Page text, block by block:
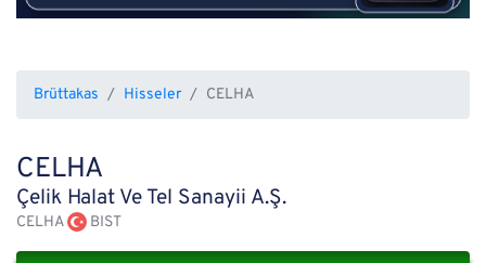
Brüttakas Hisseler CELHA
CELHA
Çelik Halat Ve Tel Sanayii A.Ş.
CELHA BIST